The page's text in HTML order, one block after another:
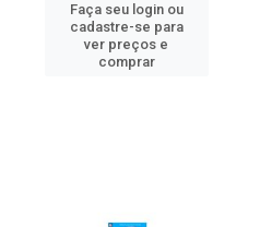
Faça seu login ou
cadastre-se para
ver preços e
comprar